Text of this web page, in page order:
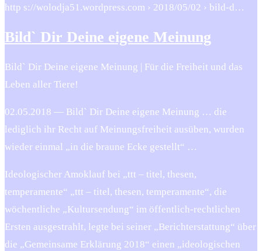
http s://wolodja51.wordpress.com › 2018/05/02 › bild-d…
Bild` Dir Deine eigene Meinung
Bild` Dir Deine eigene Meinung | Für die Freiheit und das
Leben aller Tiere!
02.05.2018 — Bild` Dir Deine eigene Meinung … die
lediglich ihr Recht auf Meinungsfreiheit ausüben, wurden
wieder einmal „in die braune Ecke gestellt“ …
Ideologischer Amoklauf bei „ttt – titel, thesen,
temperamente“ „ttt – titel, thesen, temperamente“, die
wöchentliche „Kultursendung“ im öffentlich-rechtlichen
Ersten ausgestrahlt, legte bei seiner „Berichterstattung“ über
die „Gemeinsame Erklärung 2018“ einen „ideologischen